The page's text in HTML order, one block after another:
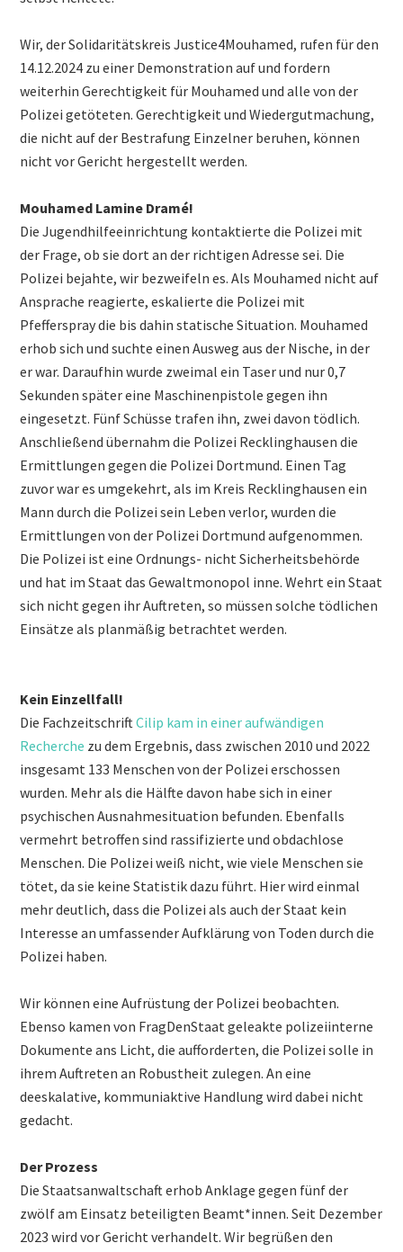
Wir, der Solidaritätskreis Justice4Mouhamed, rufen für den
14.12.2024 zu einer Demonstration auf und fordern
weiterhin Gerechtigkeit für Mouhamed und alle von der
Polizei getöteten. Gerechtigkeit und Wiedergutmachung,
die nicht auf der Bestrafung Einzelner beruhen, können
nicht vor Gericht hergestellt werden.
Mouhamed Lamine Dramé!
Die Jugendhilfeeinrichtung kontaktierte die Polizei mit
der Frage, ob sie dort an der richtigen Adresse sei. Die
Polizei bejahte, wir bezweifeln es. Als Mouhamed nicht auf
Ansprache reagierte, eskalierte die Polizei mit
Pfefferspray die bis dahin statische Situation. Mouhamed
erhob sich und suchte einen Ausweg aus der Nische, in der
er war. Daraufhin wurde zweimal ein Taser und nur 0,7
Sekunden später eine Maschinenpistole gegen ihn
eingesetzt. Fünf Schüsse trafen ihn, zwei davon tödlich.
Anschließend übernahm die Polizei Recklinghausen die
Ermittlungen gegen die Polizei Dortmund. Einen Tag
zuvor war es umgekehrt, als im Kreis Recklinghausen ein
Mann durch die Polizei sein Leben verlor, wurden die
Ermittlungen von der Polizei Dortmund aufgenommen.
Die Polizei ist eine Ordnungs- nicht Sicherheitsbehörde
und hat im Staat das Gewaltmonopol inne. Wehrt ein Staat
sich nicht gegen ihr Auftreten, so müssen solche tödlichen
Einsätze als planmäßig betrachtet werden.
Kein Einzellfall!
Die FachzeitschriftCilip kam in einer aufwändigen
Recherche zu dem Ergebnis, dass zwischen 2010 und 2022
insgesamt 133 Menschen von der Polizei erschossen
wurden. Mehr als die Hälfte davon habe sich in einer
psychischen Ausnahmesituation befunden. Ebenfalls
vermehrt betroffen sind rassifizierte und obdachlose
Menschen. Die Polizei weiß nicht, wie viele Menschen sie
tötet, da sie keine Statistik dazu führt. Hier wird einmal
mehr deutlich, dass die Polizei als auch der Staat kein
Interesse an umfassender Aufklärung von Toden durch die
Polizei haben.
Wir können eine Aufrüstung der Polizei beobachten.
Ebenso kamen von FragDenStaat geleakte polizeiinterne
Dokumente ans Licht, die aufforderten, die Polizei solle in
ihrem Auftreten an Robustheit zulegen. An eine
deeskalative, kommuniaktive Handlung wird dabei nicht
gedacht.
Der Prozess
Die Staatsanwaltschaft erhob Anklage gegen fünf der
zwölf am Einsatz beteiligten Beamt*innen. Seit Dezember
2023 wird vor Gericht verhandelt. Wir begrüßen den